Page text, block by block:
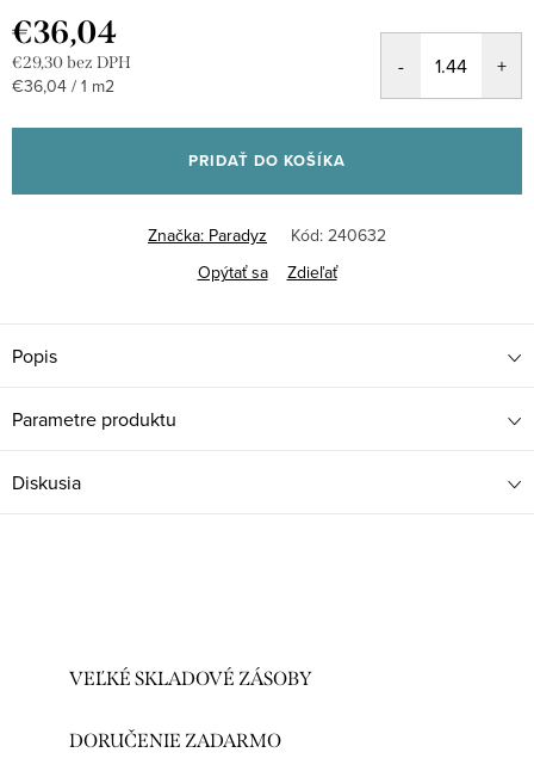
€36,04
€29,30 bez DPH
Jednotková
€36,04 / 1 m2
PRIDAŤ DO KOŠÍKA
Značka: Paradyz Kód: 240632
Opýtať sa
Zdieľať
Popis
Parametre produktu
Diskusia
VEĽKÉ SKLADOVÉ ZÁSOBY
DORUČENIE ZADARMO